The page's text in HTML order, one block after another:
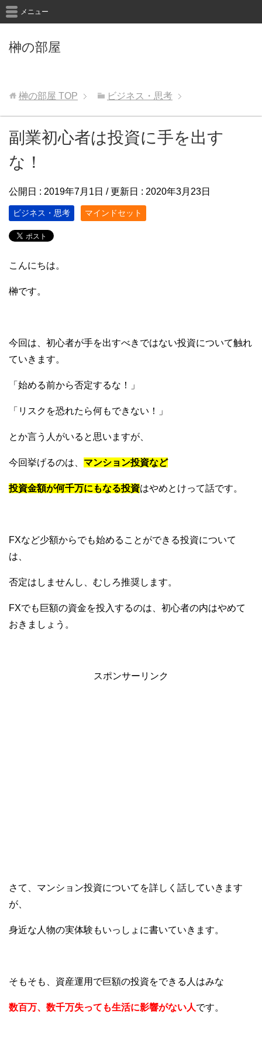
榊の部屋
メニュー
榊の部屋 TOP ビジネス・思考
副業初心者は投資に手を出す
な！
公開日 : 2019年7月1日 / 更新日 : 2020年3月23日
ビジネス・思考 マインドセット
こんにちは。
榊です。
今回は、初心者が手を出すべきではない投資について触れ
ていきます。
「始める前から否定するな！」
「リスクを恐れたら何もできない！」
とか言う人がいると思いますが、
今回挙げるのは、 マンション投資など
投資金額が何千万にもなる投資はやめとけって話です。
FXなど少額からでも始めることができる投資について
は、
否定はしませんし、むしろ推奨します。
FXでも巨額の資金を投入するのは、初心者の内はやめて
おきましょう。
スポンサーリンク
さて、マンション投資についてを詳しく話していきます
が、
身近な人物の実体験もいっしょに書いていきます。
そもそも、資産運用で巨額の投資をできる人はみな
数百万、数千万失っても生活に影響がない人です。